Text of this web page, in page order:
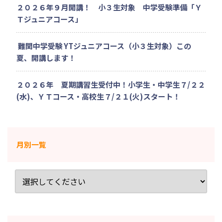
２０２６年９月開講！ 小３生対象 中学受験準備「Ｙ
Ｔジュニアコース」
難関中学受験 YTジュニアコース（小３生対象）この
夏、開講します！
２０２６年 夏期講習生受付中！小学生・中学生７/２２
(水)、ＹＴコース・高校生７/２１(火)スタート！
月別一覧